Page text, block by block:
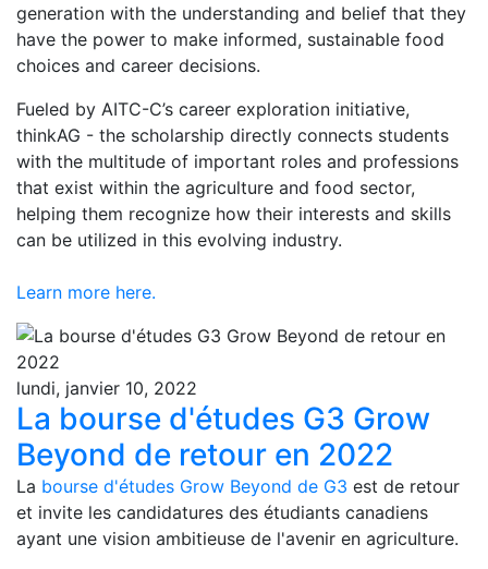
generation with the understanding and belief that they
have the power to make informed, sustainable food
choices and career decisions.
Fueled by AITC-C’s career exploration initiative,
thinkAG - the scholarship directly connects students
with the multitude of important roles and professions
that exist within the agriculture and food sector,
helping them recognize how their interests and skills
can be utilized in this evolving industry.
Learn more here.
lundi, janvier 10, 2022
La bourse d'études G3 Grow
Beyond de retour en 2022
La bourse d'études Grow Beyond de G3 est de retour
et invite les candidatures des étudiants canadiens
ayant une vision ambitieuse de l'avenir en agriculture.